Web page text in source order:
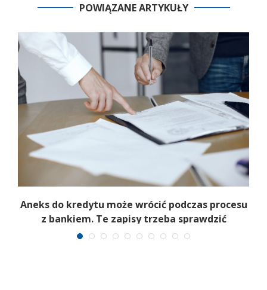
POWIĄZANE ARTYKUŁY
Aneks do kredytu może wrócić podczas procesu
z bankiem. Te zapisy trzeba sprawdzić